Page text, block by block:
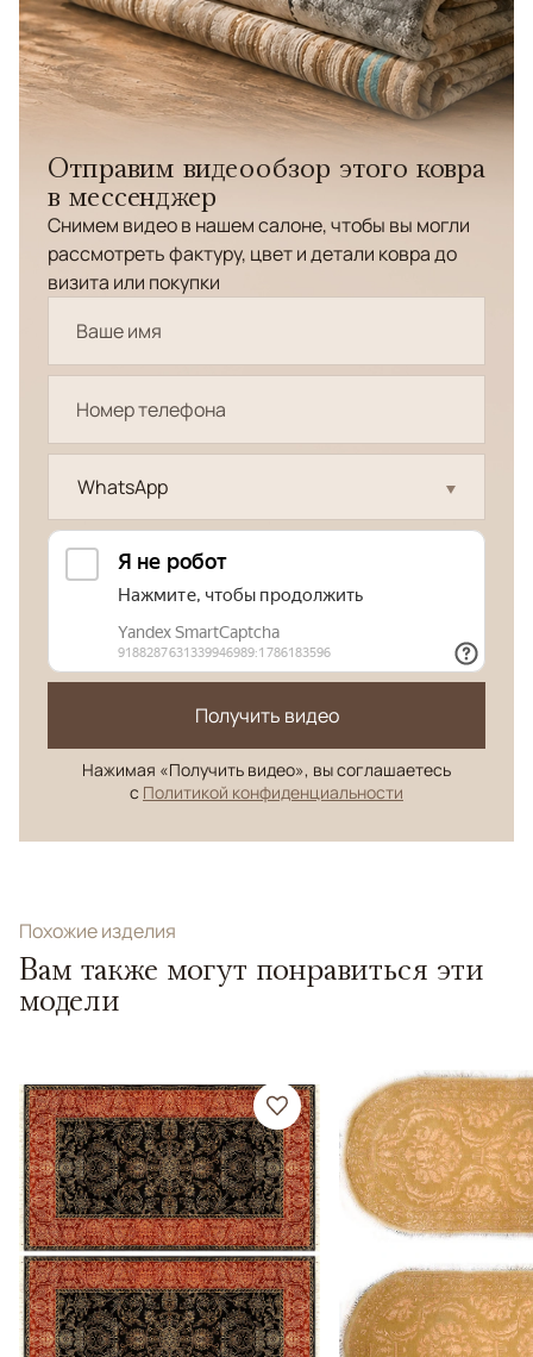
Отправим видеообзор этого ковра
в мессенджер
Снимем видео в нашем салоне, чтобы вы могли
рассмотреть фактуру, цвет и детали ковра до
визита или покупки
WhatsApp
Получить видео
Нажимая «Получить видео», вы соглашаетесь
с Политикой конфиденциальности
Похожие изделия
Вам также могут понравиться эти
модели